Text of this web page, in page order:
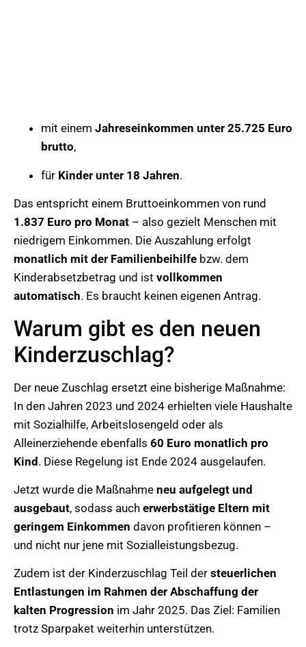
mit einem Jahreseinkommen unter 25.725 Euro
brutto,
für Kinder unter 18 Jahren.
Das entspricht einem Bruttoeinkommen von rund
1.837 Euro pro Monat – also gezielt Menschen mit
niedrigem Einkommen. Die Auszahlung erfolgt
monatlich mit der Familienbeihilfe bzw. dem
Kinderabsetzbetrag und ist vollkommen
automatisch. Es braucht keinen eigenen Antrag.
Warum gibt es den neuen
Kinderzuschlag?
Der neue Zuschlag ersetzt eine bisherige Maßnahme:
In den Jahren 2023 und 2024 erhielten viele Haushalte
mit Sozialhilfe, Arbeitslosengeld oder als
Alleinerziehende ebenfalls 60 Euro monatlich pro
Kind. Diese Regelung ist Ende 2024 ausgelaufen.
Jetzt wurde die Maßnahme neu aufgelegt und
ausgebaut, sodass auch erwerbstätige Eltern mit
geringem Einkommen davon profitieren können –
und nicht nur jene mit Sozialleistungsbezug.
Zudem ist der Kinderzuschlag Teil der steuerlichen
Entlastungen im Rahmen der Abschaffung der
kalten Progression im Jahr 2025. Das Ziel: Familien
trotz Sparpaket weiterhin unterstützen.